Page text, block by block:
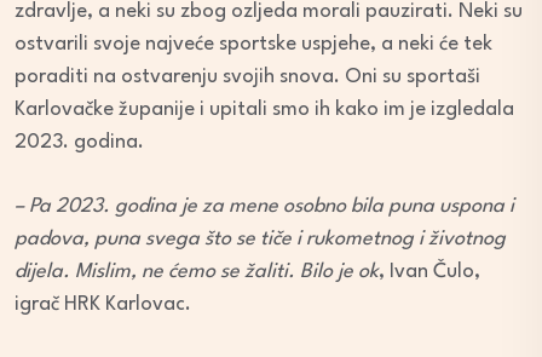
zdravlje, a neki su zbog ozljeda morali pauzirati. Neki su
ostvarili svoje najveće sportske uspjehe, a neki će tek
poraditi na ostvarenju svojih snova. Oni su sportaši
Karlovačke županije i upitali smo ih kako im je izgledala
2023. godina.
– Pa 2023. godina je za mene osobno bila puna uspona i
padova, puna svega što se tiče i rukometnog i životnog
dijela. Mislim, ne ćemo se žaliti. Bilo je ok, Ivan Čulo,
igrač HRK Karlovac.